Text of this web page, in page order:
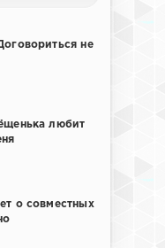
не
любит
о совместных